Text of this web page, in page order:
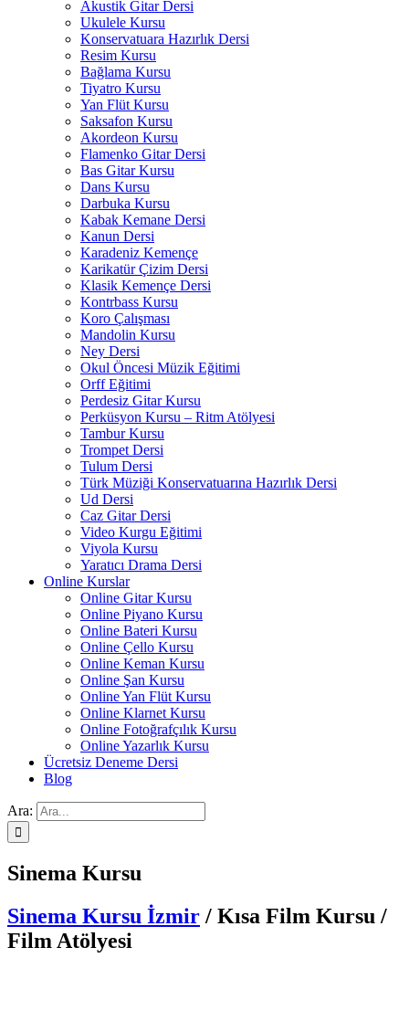
Akustik Gitar Dersi
Ukulele Kursu
Konservatuara Hazırlık Dersi
Resim Kursu
Bağlama Kursu
Tiyatro Kursu
Yan Flüt Kursu
Saksafon Kursu
Akordeon Kursu
Flamenko Gitar Dersi
Bas Gitar Kursu
Dans Kursu
Darbuka Kursu
Kabak Kemane Dersi
Kanun Dersi
Karadeniz Kemençe
Karikatür Çizim Dersi
Klasik Kemençe Dersi
Kontrbass Kursu
Koro Çalışması
Mandolin Kursu
Ney Dersi
Okul Öncesi Müzik Eğitimi
Orff Eğitimi
Perdesiz Gitar Kursu
Perküsyon Kursu – Ritm Atölyesi
Tambur Kursu
Trompet Dersi
Tulum Dersi
Türk Müziği Konservatuarına Hazırlık Dersi
Ud Dersi
Caz Gitar Dersi
Video Kurgu Eğitimi
Viyola Kursu
Yaratıcı Drama Dersi
Online Kurslar
Online Gitar Kursu
Online Piyano Kursu
Online Bateri Kursu
Online Çello Kursu
Online Keman Kursu
Online Şan Kursu
Online Yan Flüt Kursu
Online Klarnet Kursu
Online Fotoğrafçılık Kursu
Online Yazarlık Kursu
Ücretsiz Deneme Dersi
Blog
Ara:
Sinema Kursu
Sinema Kursu İzmir / Kısa Film Kursu /
Film Atölyesi